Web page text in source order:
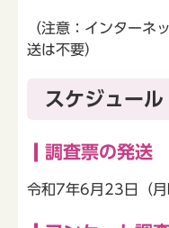
（注意：インターネ
送は不要）
スケジュール
調査票の発送
令和7年6月23日（